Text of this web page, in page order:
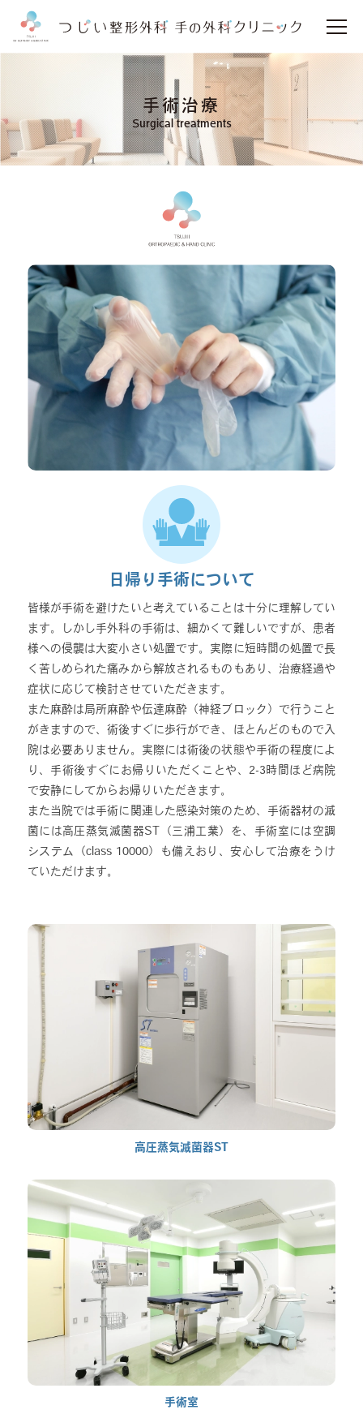
手術治療
Surgical treatments
日帰り手術について
皆様が手術を避けたいと考えていることは十分に理解してい
ます。しかし手外科の手術は、細かくて難しいですが、患者
様への侵襲は大変小さい処置です。実際に短時間の処置で長
く苦しめられた痛みから解放されるものもあり、治療経過や
症状に応じて検討させていただきます。
また麻酔は局所麻酔や伝達麻酔（神経ブロック）で行うこと
がきますので、術後すぐに歩行ができ、ほとんどのもので入
院は必要ありません。実際には術後の状態や手術の程度によ
り、手術後すぐにお帰りいただくことや、2-3時間ほど病院
で安静にしてからお帰りいただきます。
また当院では手術に関連した感染対策のため、手術器材の滅
菌には高圧蒸気滅菌器ST（三浦工業）を、手術室には空調
システム（class 10000）も備えおり、安心して治療をうけ
ていただけます。
高圧蒸気滅菌器ST
手術室